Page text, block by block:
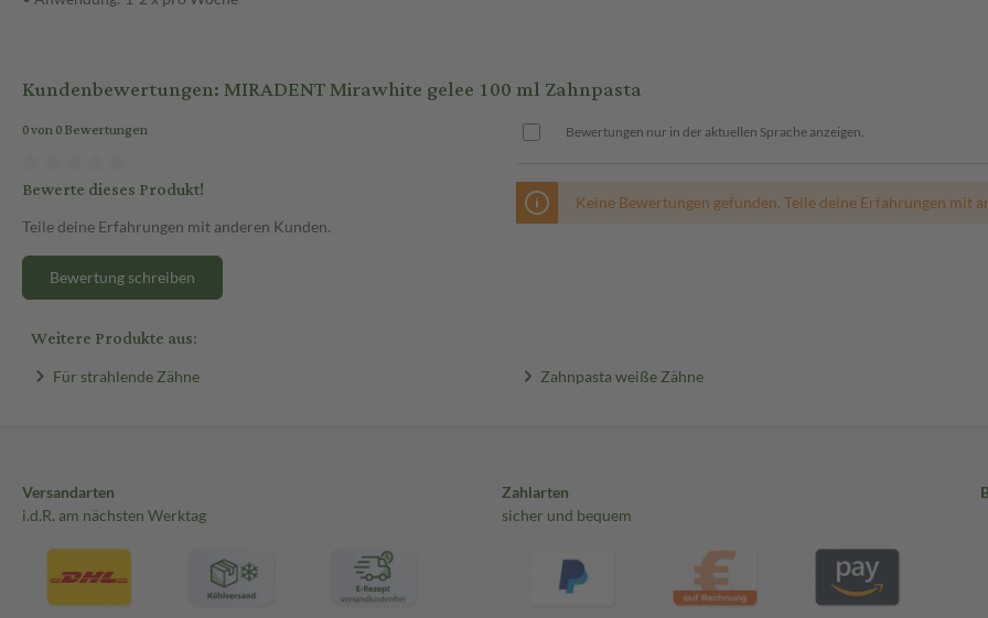
Kundenbewertungen: MIRADENT Mirawhite gelee 100 ml Zahnpasta
0 von 0 Bewertungen
Bewerte dieses Produkt!
Teile deine Erfahrungen mit anderen Kunden.
Bewertung schreiben
Bewertungen nur in der aktuellen Sprache anzeigen.
Keine Bewertungen gefunden. Teile deine Erfahrungen mit
Weitere Produkte aus:
Für strahlende Zähne Zahnpasta weiße Zähne
Versandarten
i.d.R. am nächsten Werktag
Zahlarten
sicher und bequem